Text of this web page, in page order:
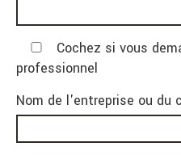
Cochez si vous
professionnel
Nom de l'entreprise ou du